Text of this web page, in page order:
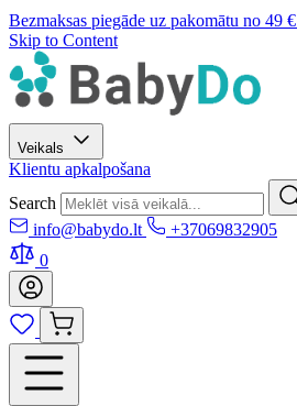
Bezmaksas piegāde uz pakomātu no 49 €
Skip to Content
Veikals
Klientu apkalpošana
Search
info@babydo.lt
+37069832905
0